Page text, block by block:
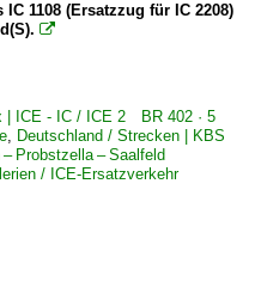
1108 (Ersatzzug für IC 2208)

| ICE - IC / ICE 2 BR 402 · 5
, Deutschland / Strecken | KBS
– Probstzella – Saalfeld
/ ICE-Ersatzverkehr